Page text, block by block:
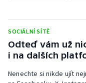
Veslování
SOCIÁLNÍ SÍTĚ
Odteď vám už
i na dalších
Nenechte si nikde ujít